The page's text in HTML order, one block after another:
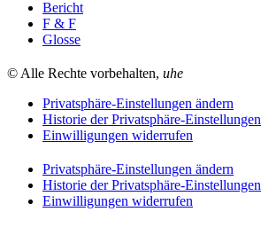
Bericht
F & F
Glosse
© Alle Rechte vorbehalten, uhe
Privatsphäre-Einstellungen ändern
Historie der Privatsphäre-Einstellungen
Einwilligungen widerrufen
Privatsphäre-Einstellungen ändern
Historie der Privatsphäre-Einstellungen
Einwilligungen widerrufen